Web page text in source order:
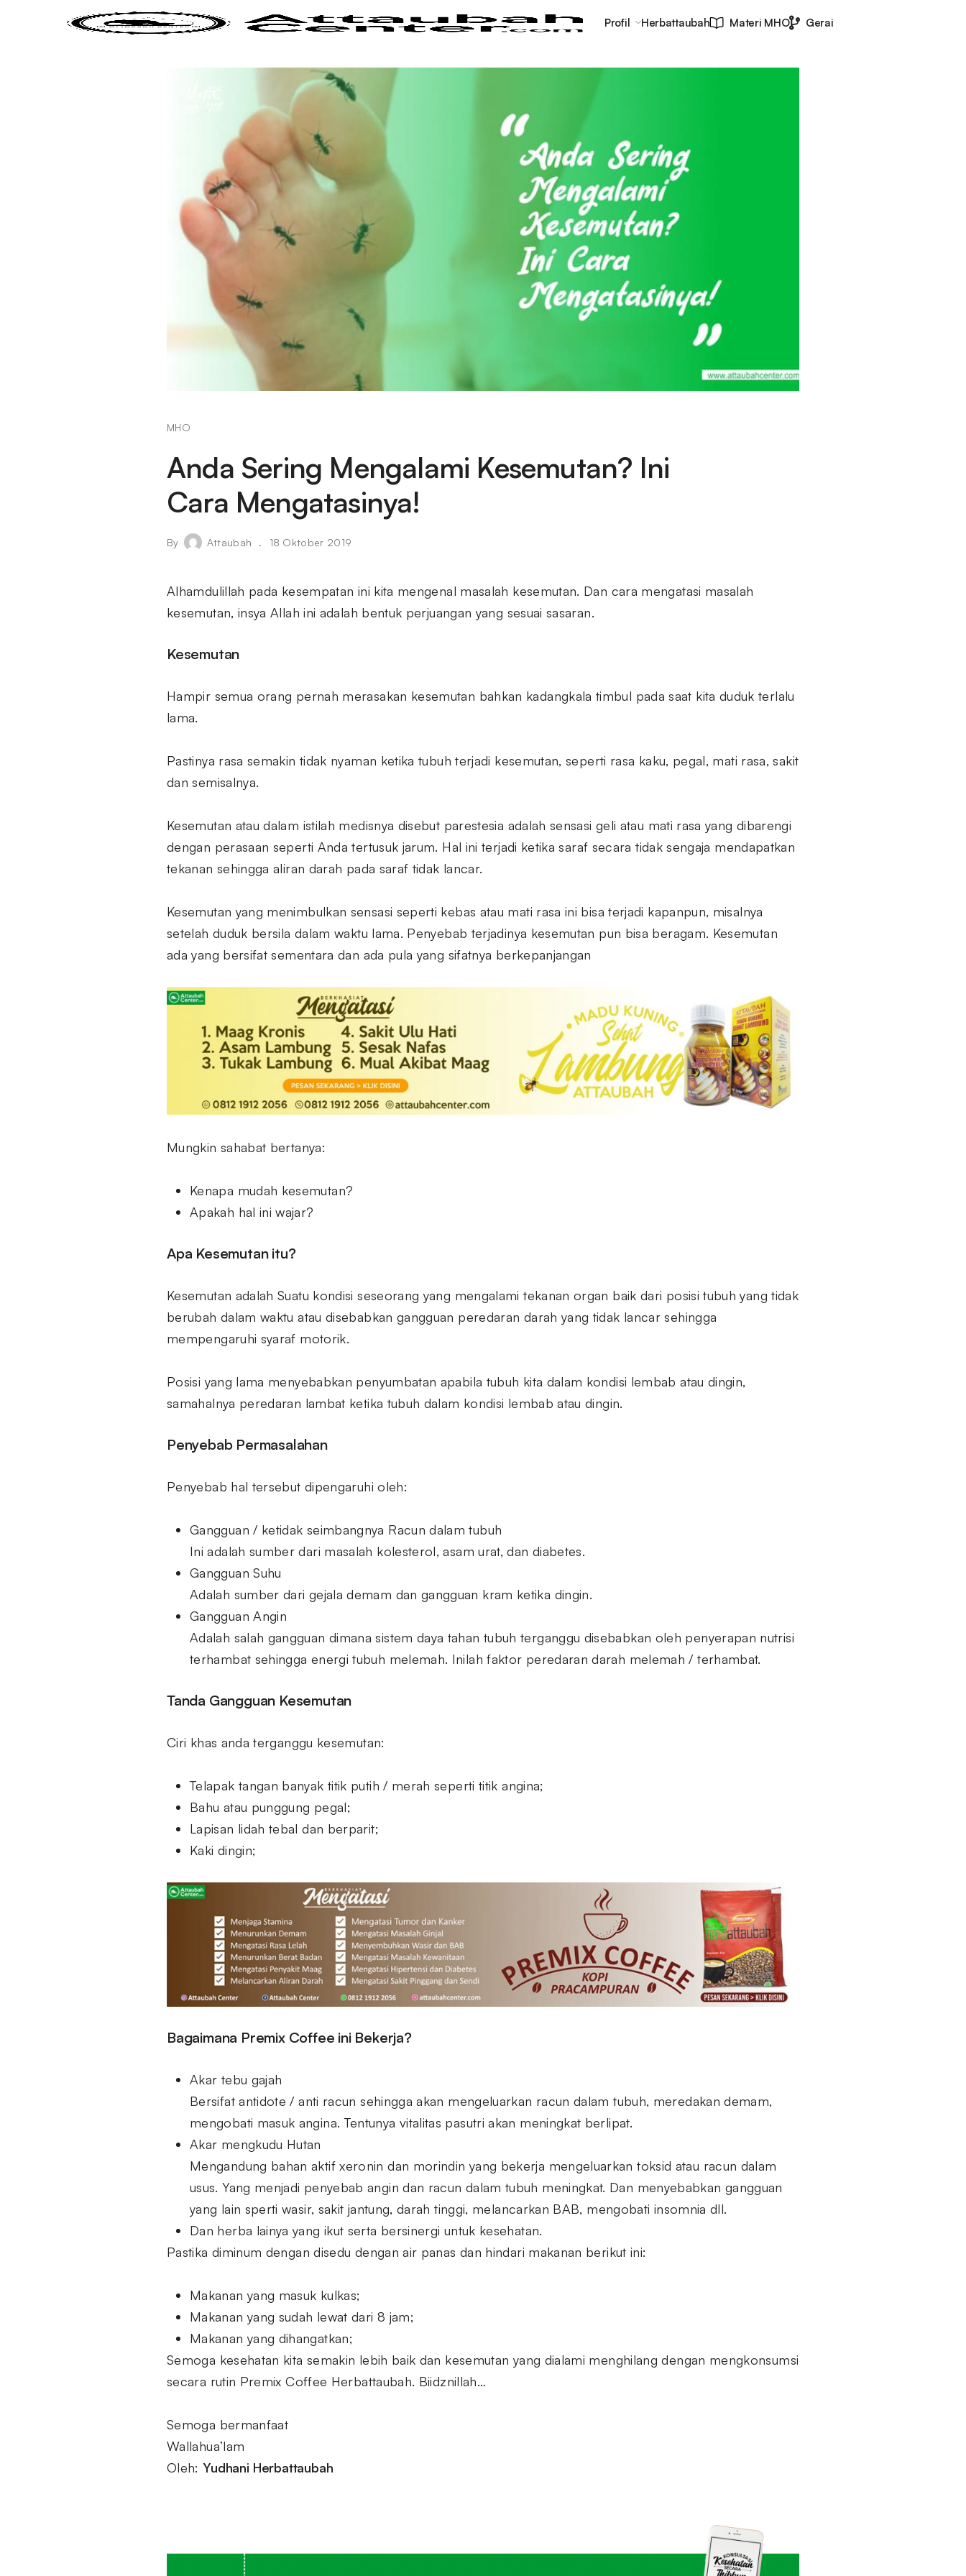
Profil Herbattaubah Materi MHO Gerai
MHO
Anda Sering Mengalami Kesemutan? Ini
Cara Mengatasinya!
By Attaubah 18 Oktober 2019
Alhamdulillah pada kesempatan ini kita mengenal masalah kesemutan. Dan cara mengatasi masalah
kesemutan, insya Allah ini adalah bentuk perjuangan yang sesuai sasaran.
Kesemutan
Hampir semua orang pernah merasakan kesemutan bahkan kadangkala timbul pada saat kita duduk terlalu
lama.
Pastinya rasa semakin tidak nyaman ketika tubuh terjadi kesemutan, seperti rasa kaku, pegal, mati rasa, sakit
dan semisalnya.
Kesemutan atau dalam istilah medisnya disebut parestesia adalah sensasi geli atau mati rasa yang dibarengi
dengan perasaan seperti Anda tertusuk jarum. Hal ini terjadi ketika saraf secara tidak sengaja mendapatkan
tekanan sehingga aliran darah pada saraf tidak lancar.
Kesemutan yang menimbulkan sensasi seperti kebas atau mati rasa ini bisa terjadi kapanpun, misalnya
setelah duduk bersila dalam waktu lama. Penyebab terjadinya kesemutan pun bisa beragam. Kesemutan
ada yang bersifat sementara dan ada pula yang sifatnya berkepanjangan
Mungkin sahabat bertanya:
Kenapa mudah kesemutan?
Apakah hal ini wajar?
Apa Kesemutan itu?
Kesemutan adalah Suatu kondisi seseorang yang mengalami tekanan organ baik dari posisi tubuh yang tidak
berubah dalam waktu atau disebabkan gangguan peredaran darah yang tidak lancar sehingga
mempengaruhi syaraf motorik.
Posisi yang lama menyebabkan penyumbatan apabila tubuh kita dalam kondisi lembab atau dingin,
samahalnya peredaran lambat ketika tubuh dalam kondisi lembab atau dingin.
Penyebab Permasalahan
Penyebab hal tersebut dipengaruhi oleh:
Gangguan / ketidak seimbangnya Racun dalam tubuh
Ini adalah sumber dari masalah kolesterol, asam urat, dan diabetes.
Gangguan Suhu
Adalah sumber dari gejala demam dan gangguan kram ketika dingin.
Gangguan Angin
Adalah salah gangguan dimana sistem daya tahan tubuh terganggu disebabkan oleh penyerapan nutrisi
terhambat sehingga energi tubuh melemah. Inilah faktor peredaran darah melemah / terhambat.
Tanda Gangguan Kesemutan
Ciri khas anda terganggu kesemutan:
Telapak tangan banyak titik putih / merah seperti titik angina;
Bahu atau punggung pegal;
Lapisan lidah tebal dan berparit;
Kaki dingin;
Bagaimana Premix Coffee ini Bekerja?
Akar tebu gajah
Bersifat antidote / anti racun sehingga akan mengeluarkan racun dalam tubuh, meredakan demam,
mengobati masuk angina. Tentunya vitalitas pasutri akan meningkat berlipat.
Akar mengkudu Hutan
Mengandung bahan aktif xeronin dan morindin yang bekerja mengeluarkan toksid atau racun dalam
usus. Yang menjadi penyebab angin dan racun dalam tubuh meningkat. Dan menyebabkan gangguan
yang lain sperti wasir, sakit jantung, darah tinggi, melancarkan BAB, mengobati insomnia dll.
Dan herba lainya yang ikut serta bersinergi untuk kesehatan.
Pastika diminum dengan disedu dengan air panas dan hindari makanan berikut ini:
Makanan yang masuk kulkas;
Makanan yang sudah lewat dari 8 jam;
Makanan yang dihangatkan;
Semoga kesehatan kita semakin lebih baik dan kesemutan yang dialami menghilang dengan mengkonsumsi
secara rutin Premix Coffee Herbattaubah. Biidznillah…
Semoga bermanfaat
Wallahua’lam
Oleh:Yudhani Herbattaubah